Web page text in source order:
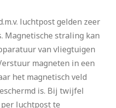
luchtpost gelden zeer
Magnetische straling kan
van vliegtuigen
magneten in een
het magnetisch veld
is. Bij twijfel
luchtpost te